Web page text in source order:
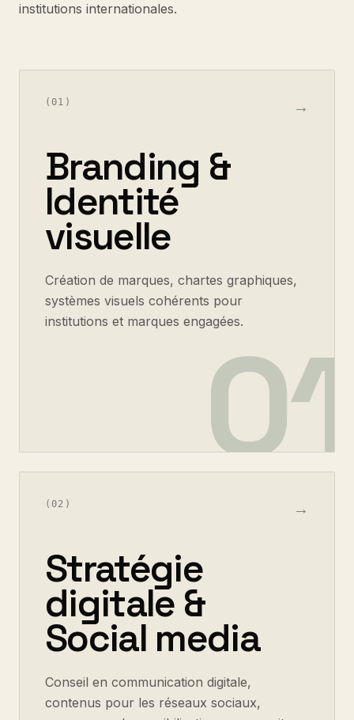
institutions internationales.
01
(01 ) →
Branding &
Identité
visuelle
Création de marques, chartes graphiques,
systèmes visuels cohérents pour
institutions et marques engagées.
(02 ) →
Stratégie
digitale &
Social media
Conseil en communication digitale,
contenus pour les réseaux sociaux,